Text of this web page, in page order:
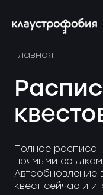
Главная
Полное
прямыми
Автообновление
квест сейчас и